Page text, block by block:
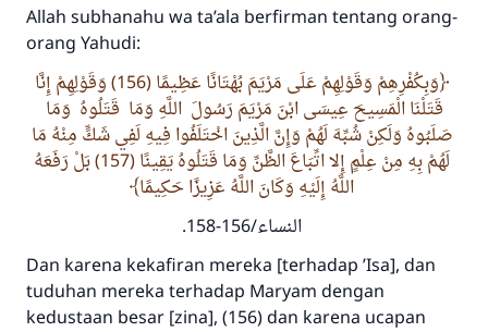
Allah subhanahu wa ta’ala berfirman tentang orang-
orang Yahudi:
وَبِكُفْرِهِمْ وَقَوْلِهِمْ عَلَى مَرْيَمَ بُهْتَانًا عَظِيمًا (156) وَقَوْلِهِمْ إِنَّا
قَتَلْنَا الْمَسِيحَ عِيسَى ابْنَ مَرْيَمَ رَسُولَ اللَّهِ وَمَا قَتَلُوهُ وَمَا
صَلَبُوهُ وَلَكِنْ شُبِّهَ لَهُمْ وَإِنَّ الَّذِينَ اخْتَلَفُوا فِيهِ لَفِي شَكٍّ مِنْهُ مَا
لَهُمْ بِهِ مِنْ عِلْمٍ إِلا اتِّبَاعَ الظَّنِّ وَمَا قَتَلُوهُ يَقِينًا (157) بَلْ رَفَعَهُ
اللَّهُ إِلَيْهِ وَكَانَ اللَّهُ عَزِيزًا حَكِيمًا
النساء/156-158
.
Dan karena kekafiran mereka [terhadap ’Isa], dan
tuduhan mereka terhadap Maryam dengan
kedustaan besar [zina], (156) dan karena ucapan